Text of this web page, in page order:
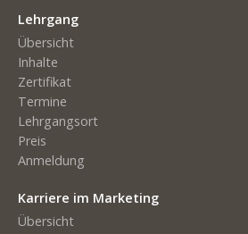
Lehrgang
Übersicht
Inhalte
Zertifikat
Termine
Lehrgangsort
Preis
Anmeldung
Karriere im Marketing
Übersicht